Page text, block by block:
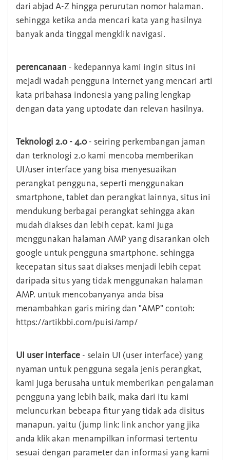
dari abjad A-Z hingga perurutan nomor halaman.
sehingga ketika anda mencari kata yang hasilnya
banyak anda tinggal mengklik navigasi.
perencanaan - kedepannya kami ingin situs ini
mejadi wadah pengguna Internet yang mencari arti
kata pribahasa indonesia yang paling lengkap
dengan data yang uptodate dan relevan hasilnya.
Teknologi 2.0 - 4.0- seiring perkembangan jaman
dan terknologi 2.0 kami mencoba memberikan
UI/user interface yang bisa menyesuaikan
perangkat pengguna, seperti menggunakan
smartphone, tablet dan perangkat lainnya, situs ini
mendukung berbagai perangkat sehingga akan
mudah diakses dan lebih cepat. kami juga
menggunakan halaman AMP yang disarankan oleh
google untuk pengguna smartphone. sehingga
kecepatan situs saat diakses menjadi lebih cepat
daripada situs yang tidak menggunakan halaman
AMP. untuk mencobanyanya anda bisa
menambahkan garis miring dan "AMP" contoh:
https://artikbbi.com/puisi/amp/
UI user interface - selain UI (user interface) yang
nyaman untuk pengguna segala jenis perangkat,
kami juga berusaha untuk memberikan pengalaman
pengguna yang lebih baik, maka dari itu kami
meluncurkan bebeapa fitur yang tidak ada disitus
manapun. yaitu (jump link: link anchor yang jika
anda klik akan menampilkan informasi tertentu
sesuai dengan parameter dan informasi yang kami